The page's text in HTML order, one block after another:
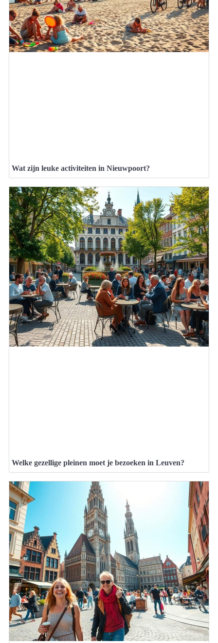
Wat zijn leuke activiteiten in Nieuwpoort?
Welke gezellige pleinen moet je bezoeken in Leuven?